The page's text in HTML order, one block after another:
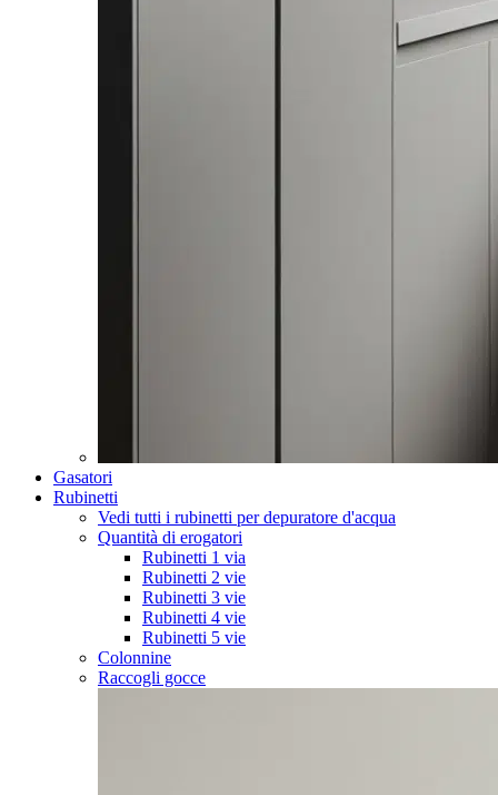
Gasatori
Rubinetti
Vedi tutti i rubinetti per depuratore d'acqua
Quantità di erogatori
Rubinetti 1 via
Rubinetti 2 vie
Rubinetti 3 vie
Rubinetti 4 vie
Rubinetti 5 vie
Colonnine
Raccogli gocce